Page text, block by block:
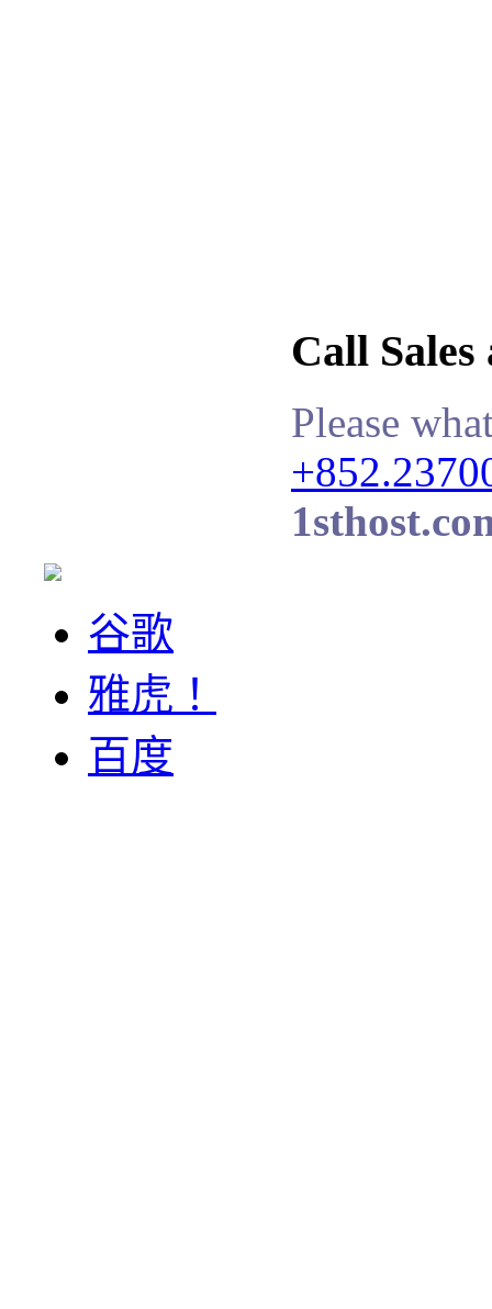
Call
Please
谷歌
雅虎！
百度